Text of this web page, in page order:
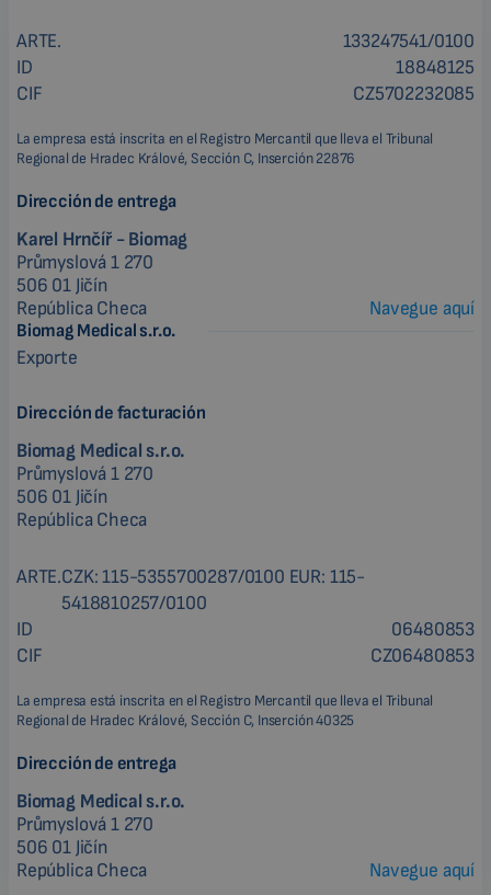
ARTE.
133247541/0100
ID
18848125
CIF
CZ5702232085
La empresa está inscrita en el Registro Mercantil que lleva el Tribunal
Regional de Hradec Králové, Sección C, Inserción 22876
Dirección de entrega
Karel Hrnčíř - Biomag
Průmyslová 1 270
506 01 Jičín
República Checa
Navegue aquí
Biomag Medical s.r.o.
Exporte
Dirección de facturación
Biomag Medical s.r.o.
Průmyslová 1 270
506 01 Jičín
República Checa
ARTE.CZK: 115-5355700287/0100 EUR: 115-
5418810257/0100
ID
06480853
CIF
CZ06480853
La empresa está inscrita en el Registro Mercantil que lleva el Tribunal
Regional de Hradec Králové, Sección C, Inserción 40325
Dirección de entrega
Biomag Medical s.r.o.
Průmyslová 1 270
506 01 Jičín
República Checa
Navegue aquí